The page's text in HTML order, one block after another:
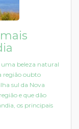
beleza natural
região oubto
sul da Nova
e que dão
os principais